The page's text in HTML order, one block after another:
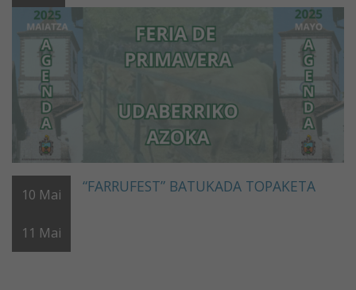
10 Mai
11 Mai
“FARRUFEST” BATUKADA TOPAKETA